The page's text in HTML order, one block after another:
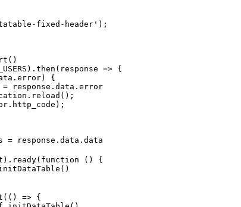
fixed-header');
=> {
{
response.data.error
= response.data.data
() {
=> {